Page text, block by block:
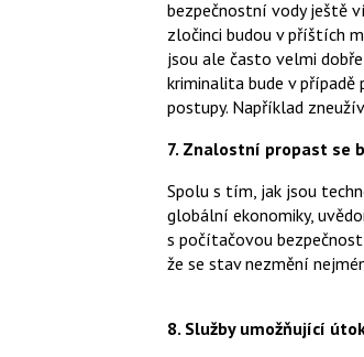
bezpečnostní vody ještě
zločinci budou v příštích
jsou ale často velmi
kriminalita bude v
postupy. Například
7. Znalostní propast se
Spolu s tím, jak jsou
globální ekonomiky,
s počítačovou
že se stav nezmění
8. Služby umožňující